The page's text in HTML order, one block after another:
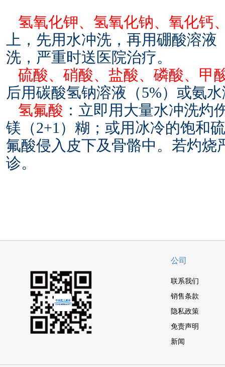
氢氧化钾、氢氧化钠、氧化钙
上，先用水冲洗，再用硼酸溶
洗，严重时送医院治疗。
硫酸、硝酸、盐酸、磷酸、甲
后用碳酸氢钠溶液（5%）或氨
氢氟酸 ：立即用大量水冲洗灼
镁（2+1）糊；或用冰冷的饱和
氟酸侵入皮下及骨骼中。 若灼烧
诊。
公司
联系我们
销售条款
隐私政策
免责声明
新闻